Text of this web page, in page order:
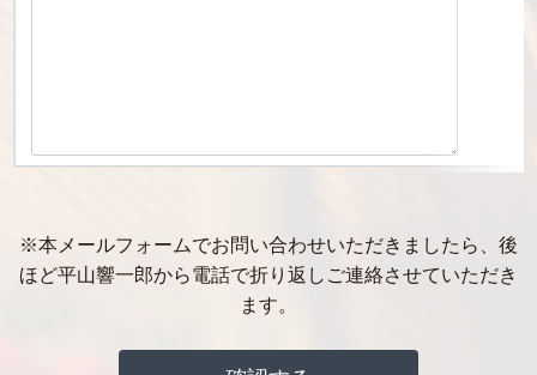
※本メールフォームでお問い合わせいただきましたら、後
ほど平山響一郎から電話で折り返しご連絡させていただき
ます。